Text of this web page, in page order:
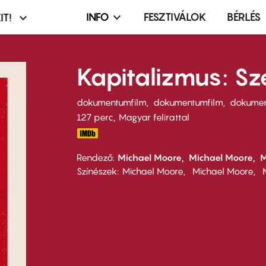
Infó,
terembérlés
menü
INFO FESZTIVÁLOK BÉRLÉS
Kapitalizmus:
dokumentumfilm dokumentumfilm
127 perc,
Magyar felirattal
Rendező Michael Moore Michael Moore
Színészek
Michael Moore Michael Moore